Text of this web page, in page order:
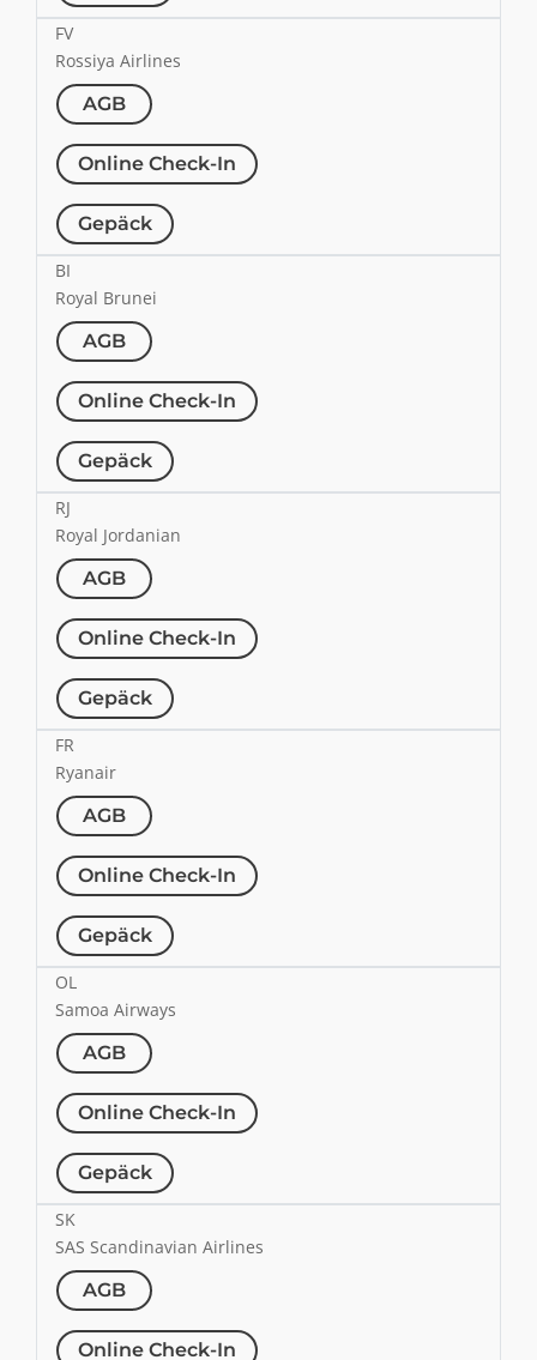
FV
Rossiya Airlines
AGB
Online Check-In
Gepäck
BI
Royal Brunei
AGB
Online Check-In
Gepäck
RJ
Royal Jordanian
AGB
Online Check-In
Gepäck
FR
Ryanair
AGB
Online Check-In
Gepäck
OL
Samoa Airways
AGB
Online Check-In
Gepäck
SK
SAS Scandinavian Airlines
AGB
Online Check-In